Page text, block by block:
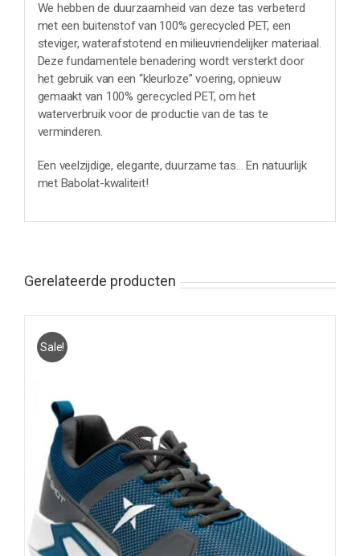
We hebben de duurzaamheid van deze tas verbeterd
met een buitenstof van 100% gerecycled PET, een
steviger, waterafstotend en milieuvriendelijker materiaal.
Deze fundamentele benadering wordt versterkt door
het gebruik van een “kleurloze” voering, opnieuw
gemaakt van 100% gerecycled PET, om het
waterverbruik voor de productie van de tas te
verminderen.
Een veelzijdige, elegante, duurzame tas… En natuurlijk
met Babolat-kwaliteit!
Gerelateerde producten
Sale!